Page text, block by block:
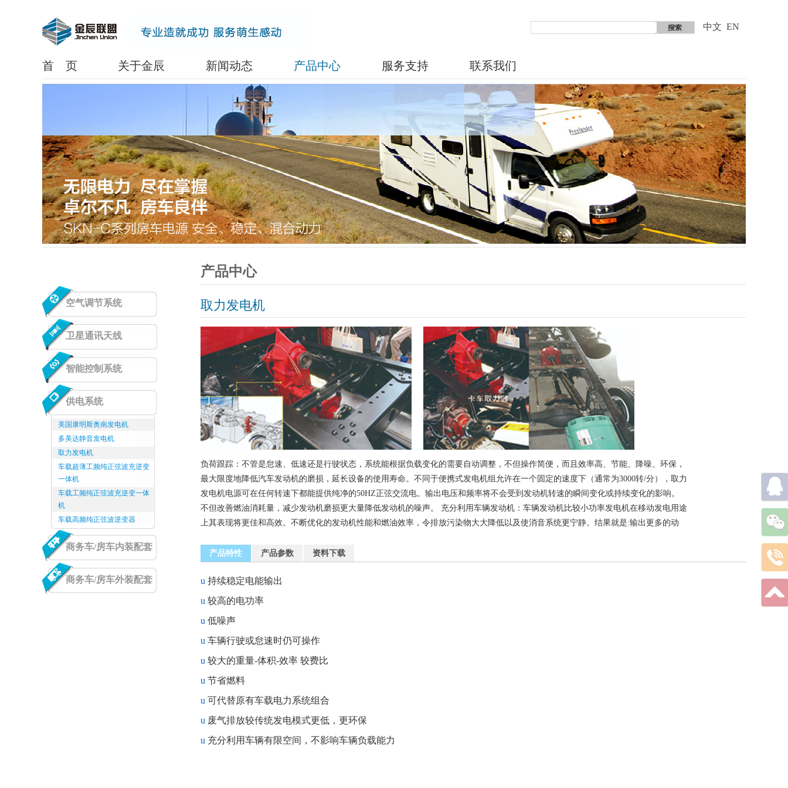
中文 EN
首 页 关于金辰 新闻动态 产品中心 服务支持 联系我们
产品中心
空气调节系统
卫星通讯天线
智能控制系统
供电系统
美国康明斯奥南发电机
多美达静音发电机
取力发电机
车载超薄工频纯正弦波充逆变
一体机
车载工频纯正弦波充逆变一体
机
车载高频纯正弦波逆变器
商务车/房车内装配套
商务车/房车外装配套
取力发电机
负荷跟踪：不管是怠速、低速还是行驶状态，系统能根据负载变化的需要自动调整，不但操作简便，而且效率高、节能、降噪、环保，
最大限度地降低汽车发动机的磨损，延长设备的使用寿命。不同于便携式发电机组允许在一个固定的速度下（通常为3000转/分），取力
发电机电源可在任何转速下都能提供纯净的50HZ正弦交流电。输出电压和频率将不会受到发动机转速的瞬间变化或持续变化的影响。
不但改善燃油消耗量，减少发动机磨损更大量降低发动机的噪声。 充分利用车辆发动机：车辆发动机比较小功率发电机在移动发电用途
上其表现将更佳和高效。不断优化的发动机性能和燃油效率，令排放污染物大大降低以及使消音系统更宁静。结果就是:输出更多的动
产品特性 产品参数 资料下载
u 持续稳定电能输出
u 较高的电功率
u 低噪声
u 车辆行驶或怠速时仍可操作
u 较大的重量-体积-效率 较费比
u 节省燃料
u 可代替原有车载电力系统组合
u 废气排放较传统发电模式更低，更环保
u 充分利用车辆有限空间，不影响车辆负载能力